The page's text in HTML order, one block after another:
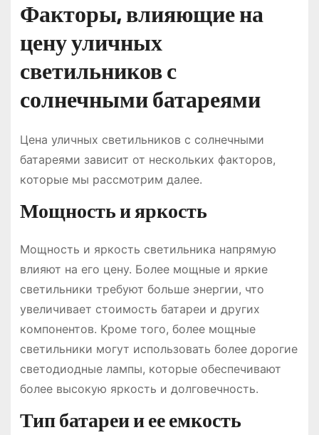
Факторы, влияющие на
цену уличных
светильников с
солнечными батареями
Цена уличных светильников с солнечными
батареями зависит от нескольких факторов,
которые мы рассмотрим далее.
Мощность и яркость
Мощность и яркость светильника напрямую
влияют на его цену. Более мощные и яркие
светильники требуют больше энергии, что
увеличивает стоимость батареи и других
компонентов. Кроме того, более мощные
светильники могут использовать более дорогие
светодиодные лампы, которые обеспечивают
более высокую яркость и долговечность.
Тип батареи и ее емкость